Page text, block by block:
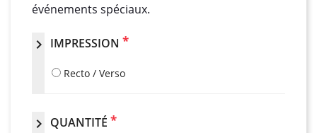
événements spéciaux.
chevron_right IMPRESSION *
Recto / Verso
chevron_right QUANTITÉ *